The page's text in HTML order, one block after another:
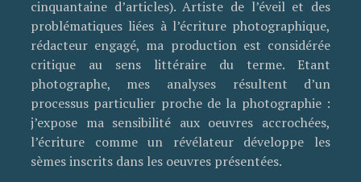
cinquantaine d’articles). Artiste de l’éveil et des
problématiques liées à l’écriture photographique,
rédacteur engagé, ma production est considérée
critique au sens littéraire du terme. Etant
photographe, mes analyses résultent d’un
processus particulier proche de la photographie :
j’expose ma sensibilité aux oeuvres accrochées,
l’écriture comme un révélateur développe les
sèmes inscrits dans les oeuvres présentées.